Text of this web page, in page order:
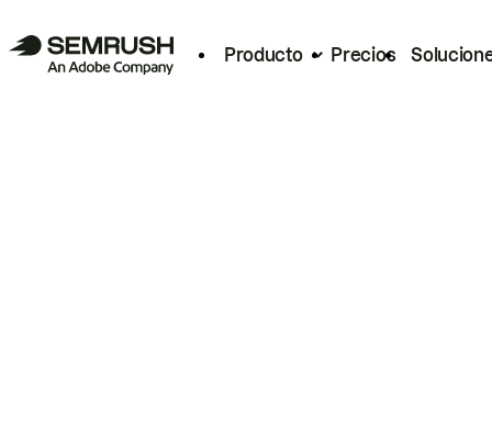
Producto Precios